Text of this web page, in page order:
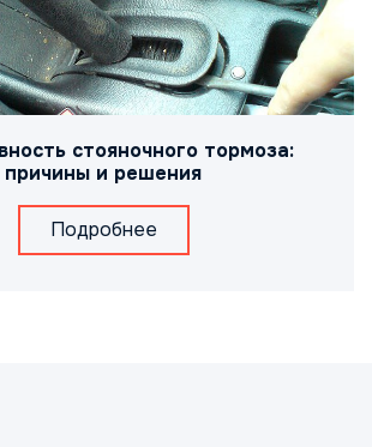
стояночного тормоза:
причины и решения
Подробнее